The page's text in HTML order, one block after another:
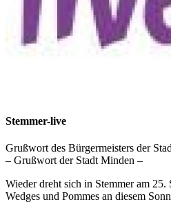
Stemmer-live
Grußwort des Bürgermeisters der
– Grußwort der Stadt Minden –
Wieder dreht sich in Stemmer am
Wedges und Pommes an diesem